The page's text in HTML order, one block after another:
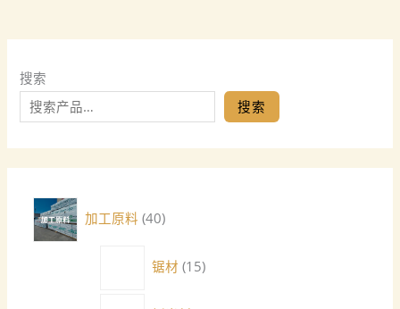
搜索
搜索
加工原料 40
锯材 15